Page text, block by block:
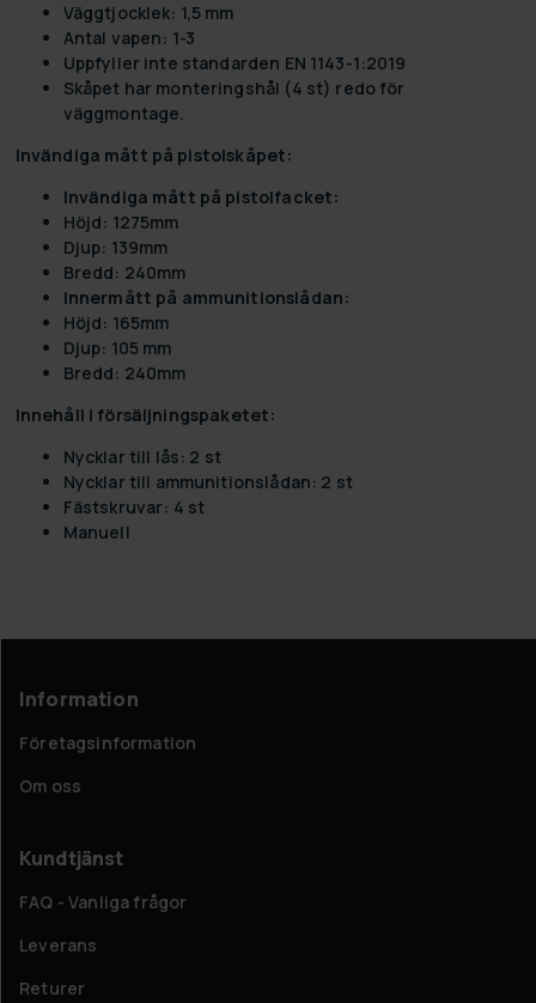
Väggtjocklek: 1,5 mm
Antal vapen: 1-3
Uppfyller inte standarden EN 1143-1:2019
Skåpet har monteringshål (4 st) redo för
väggmontage.
Invändiga mått på pistolskåpet:
Invändiga mått på pistolfacket:
Höjd: 1275mm
Djup: 139mm
Bredd: 240mm
Innermått på ammunitionslådan:
Höjd: 165mm
Djup: 105 mm
Bredd: 240mm
Innehåll i försäljningspaketet:
Nycklar till lås: 2 st
Nycklar till ammunitionslådan: 2 st
Fästskruvar: 4 st
Manuell
Information
Företagsinformation
Om oss
Kundtjänst
FAQ - Vanliga frågor
Leverans
Returer